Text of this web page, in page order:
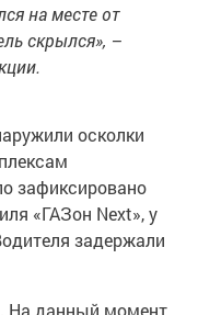
на месте от
скрылся», –
осколки
зафиксировано
«ГАЗон Next», у
задержали
На данный момент